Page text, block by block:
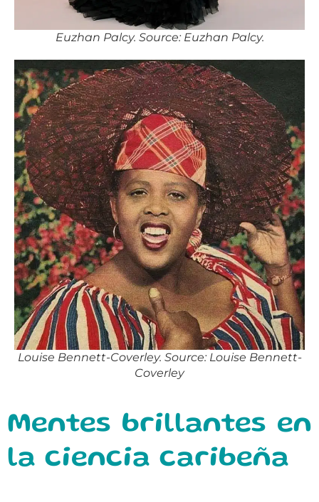
Euzhan Palcy. Source: Euzhan Palcy.
Louise Bennett-Coverley. Source: Louise Bennett-
Coverley
Mentes brillantes en
la ciencia caribeña